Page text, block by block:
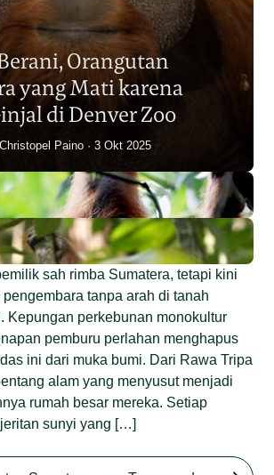
Orangutan
Berkurang 2.700
Satu Dekade?
Hanafiah 14 Jul 2026
Orangutan
yang Mati karena
di Denver Zoo
Christopel Paino 3 Okt 2025
sah rimba Sumatera, tetapi kini
tanpa arah di tanah
Kepungan perkebunan monokultur
pemburu perlahan menghapus
ini dari muka bumi. Dari Rawa Tripa
alam yang menyusut menjadi
rumah besar mereka. Setiap
sunyi yang […]